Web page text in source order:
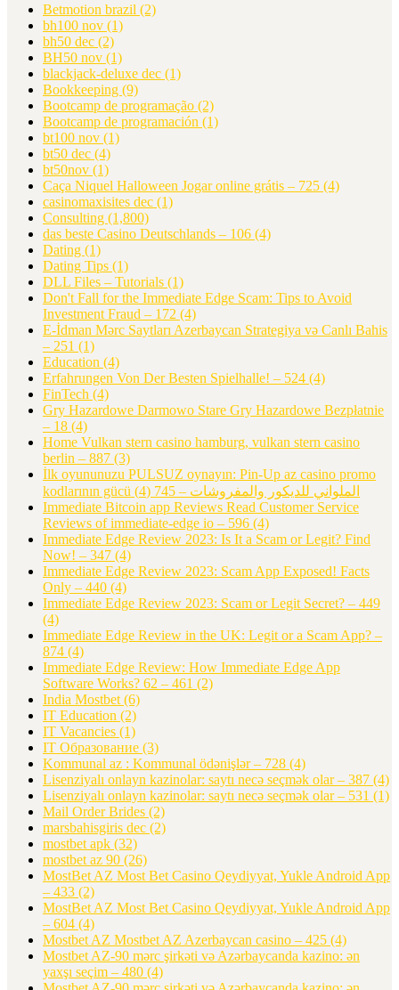
Betmotion brazil (2)
bh100 nov (1)
bh50 dec (2)
BH50 nov (1)
blackjack-deluxe dec (1)
Bookkeeping (9)
Bootcamp de programação (2)
Bootcamp de programación (1)
bt100 nov (1)
bt50 dec (4)
bt50nov (1)
Caça Niquel Halloween Jogar online grátis – 725 (4)
casinomaxisites dec (1)
Consulting (1,800)
das beste Casino Deutschlands – 106 (4)
Dating (1)
Dating Tips (1)
DLL Files – Tutorials (1)
Don't Fall for the Immediate Edge Scam: Tips to Avoid
Investment Fraud – 172 (4)
E-İdman Mərc Saytları Azerbaycan Strategiya və Canlı Bahis
– 251 (1)
Education (4)
Erfahrungen Von Der Besten Spielhalle! – 524 (4)
FinTech (4)
Gry Hazardowe Darmowo Stare Gry Hazardowe Bezpłatnie
– 18 (4)
Home Vulkan stern casino hamburg, vulkan stern casino
berlin – 887 (3)
İlk oyununuzu PULSUZ oynayın: Pin-Up az casino promo
kodlarının gücü الملواني للديكور والمفروشات – 745
(4)
Immediate Bitcoin app Reviews Read Customer Service
Reviews of immediate-edge io – 596 (4)
Immediate Edge Review 2023: Is It a Scam or Legit? Find
Now! – 347 (4)
Immediate Edge Review 2023: Scam App Exposed! Facts
Only – 440 (4)
Immediate Edge Review 2023: Scam or Legit Secret? – 449
(4)
Immediate Edge Review in the UK: Legit or a Scam App? –
874 (4)
Immediate Edge Review: How Immediate Edge App
Software Works? 62 – 461 (2)
India Mostbet (6)
IT Education (2)
IT Vacancies (1)
IT Образование (3)
Kommunal az : Kommunal ödənişlər – 728 (4)
Lisenziyalı onlayn kazinolar: saytı necə seçmək olar – 387 (4)
Lisenziyalı onlayn kazinolar: saytı necə seçmək olar – 531 (1)
Mail Order Brides (2)
marsbahisgiris dec (2)
mostbet apk (32)
mostbet az 90 (26)
MostBet AZ Most Bet Casino Qeydiyyat, Yukle Android App
– 433 (2)
MostBet AZ Most Bet Casino Qeydiyyat, Yukle Android App
– 604 (4)
Mostbet AZ Mostbet AZ Azerbaycan casino – 425 (4)
Mostbet AZ-90 mərc şirkəti və Azərbaycanda kazino: ən
yaxşı seçim – 480 (4)